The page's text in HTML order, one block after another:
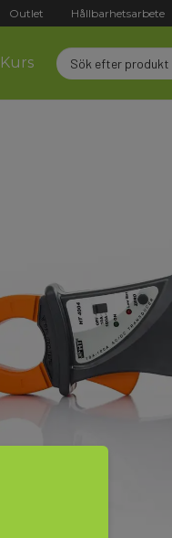
Outlet Hållbarhetsarbete
Kurs